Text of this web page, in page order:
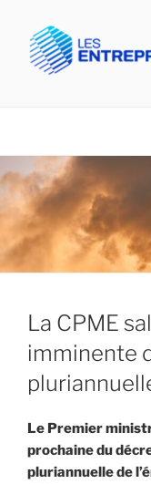
contenu
principal
La CPME
imminente
Le Premier
prochaine du
pluriannuelle de